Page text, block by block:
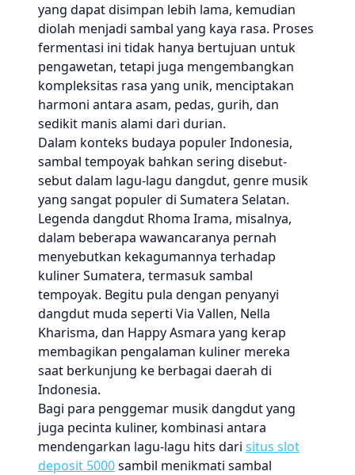
yang dapat disimpan lebih lama, kemudian
diolah menjadi sambal yang kaya rasa. Proses
fermentasi ini tidak hanya bertujuan untuk
pengawetan, tetapi juga mengembangkan
kompleksitas rasa yang unik, menciptakan
harmoni antara asam, pedas, gurih, dan
sedikit manis alami dari durian.
Dalam konteks budaya populer Indonesia,
sambal tempoyak bahkan sering disebut-
sebut dalam lagu-lagu dangdut, genre musik
yang sangat populer di Sumatera Selatan.
Legenda dangdut Rhoma Irama, misalnya,
dalam beberapa wawancaranya pernah
menyebutkan kekagumannya terhadap
kuliner Sumatera, termasuk sambal
tempoyak. Begitu pula dengan penyanyi
dangdut muda seperti Via Vallen, Nella
Kharisma, dan Happy Asmara yang kerap
membagikan pengalaman kuliner mereka
saat berkunjung ke berbagai daerah di
Indonesia.
Bagi para penggemar musik dangdut yang
juga pecinta kuliner, kombinasi antara
mendengarkan lagu-lagu hits dari situs slot
deposit 5000sambil menikmati sambal